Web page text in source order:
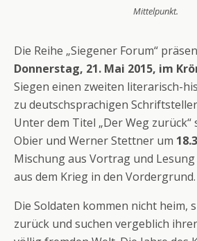
Mittelpunkt.
Die Reihe „Siegener Forum“
Donnerstag, 21. Mai 2015, im
Siegen einen zweiten literarisch-
zu deutschsprachigen
Unter dem Titel „Der Weg
Obier und Werner Stettner um
Mischung aus Vortrag und
aus dem Krieg in den Vordergrund.
Die Soldaten kommen nicht heim,
zurück und suchen vergeblich